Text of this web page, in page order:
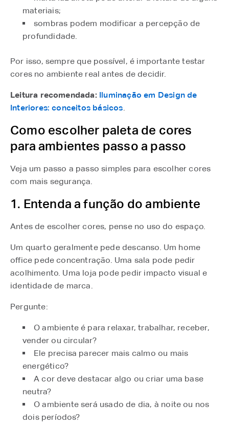
materiais;
sombras podem modificar a percepção de
profundidade.
Por isso, sempre que possível, é importante testar
cores no ambiente real antes de decidir.
Leitura recomendada: Iluminação em Design de
Interiores: conceitos básicos.
Como escolher paleta de cores
para ambientes passo a passo
Veja um passo a passo simples para escolher cores
com mais segurança.
1. Entenda a função do ambiente
Antes de escolher cores, pense no uso do espaço.
Um quarto geralmente pede descanso. Um home
office pede concentração. Uma sala pode pedir
acolhimento. Uma loja pode pedir impacto visual e
identidade de marca.
Pergunte:
O ambiente é para relaxar, trabalhar, receber,
vender ou circular?
Ele precisa parecer mais calmo ou mais
energético?
A cor deve destacar algo ou criar uma base
neutra?
O ambiente será usado de dia, à noite ou nos
dois períodos?